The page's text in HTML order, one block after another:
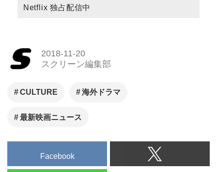
Netflix 独占配信中
2018-11-20
スクリーン編集部
CULTURE 海外ドラマ
最新映画ニュース
Facebook